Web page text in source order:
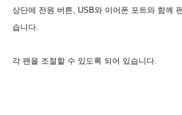
상단에 전원 버튼, USB와 이어폰 포트와 함께
습니다.
각 팬을 조절할 수 있도록 되어 있습니다.